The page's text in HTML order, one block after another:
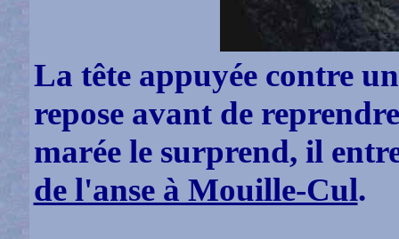
La tête appuyée contre
repose avant de
marée le surprend, il
de l'anse à Mouille-Cul.